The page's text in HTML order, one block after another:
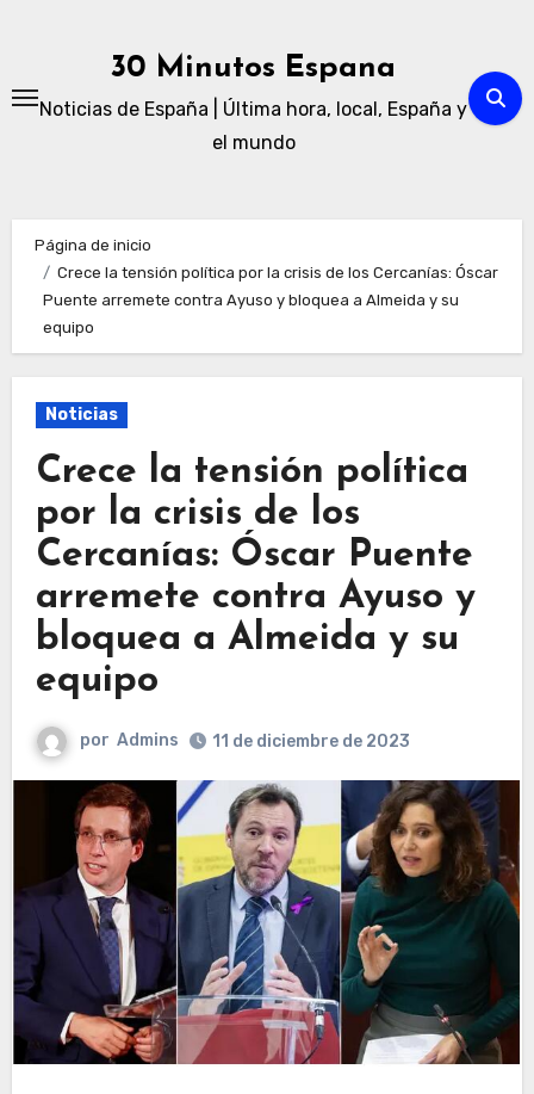
30 Minutos Espana
Noticias de España | Última hora, local, España y
el mundo
Página de inicio
Crece la tensión política por la crisis de los Cercanías: Óscar
Puente arremete contra Ayuso y bloquea a Almeida y su
equipo
Noticias
Crece la tensión política
por la crisis de los
Cercanías: Óscar Puente
arremete contra Ayuso y
bloquea a Almeida y su
equipo
por Admins 11 de diciembre de 2023